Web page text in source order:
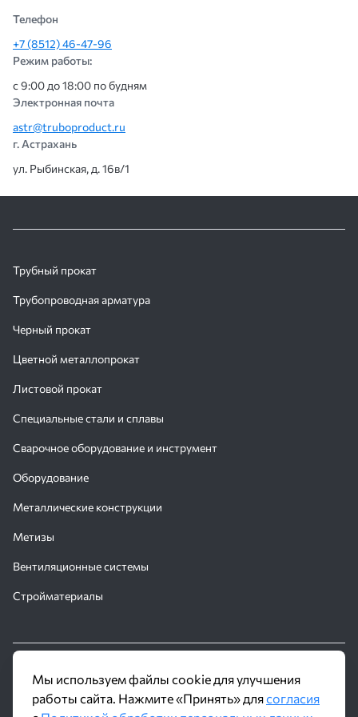
Телефон
+7 (8512) 46-47-96
Режим работы:
с 9:00 до 18:00 по будням
Электронная почта
astr@truboproduct.ru
г. Астрахань
ул. Рыбинская, д. 16в/1
Трубный прокат
Трубопроводная арматура
Черный прокат
Цветной металлопрокат
Листовой прокат
Специальные стали и сплавы
Сварочное оборудование и инструмент
Оборудование
Металлические конструкции
Метизы
Вентиляционные системы
Стройматериалы
© 2016 - 2026 Производственное объединение «Трубное
Решение»
Мы используем файлы cookie для улучшения
работы сайта. Нажмите «Принять» длясогласия